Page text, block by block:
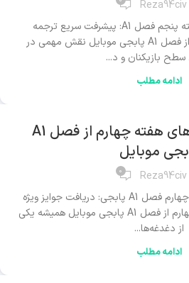
Reza94civ
ترجمه ماموریت های هفته پنجم فصل A1: پیشرفت سریع ترجمه
ماموریت های هفته پنجم از فصل A1 پابجی موبایل نقش مهمی در
سطح بازیکنان و د...
ادامه مطلب
ترجمه ماموریت های هفته چهارم از فصل A1
موبایل
Reza94civ
0
ترجمه ماموریت های هفته چهارم فصل A1 پابجی: دریافت جوایز ویژه
ترجمه ماموریت‌های هفته چهارم از فصل A1 پابجی موبایل همیشه یکی
از دغدغه‌ها...
ادامه مطلب